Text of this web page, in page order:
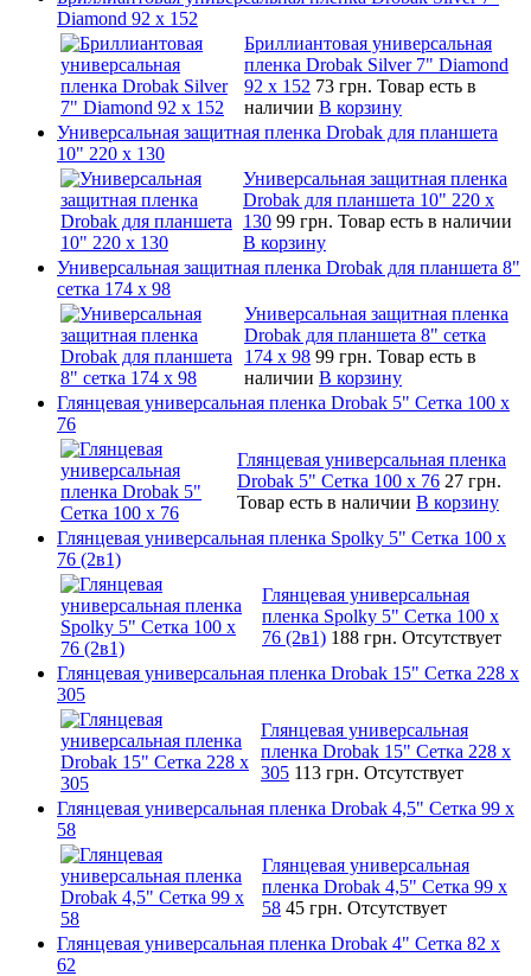
Diamond 92 х 152
Бриллиантовая универсальная
пленка Drobak Silver 7" Diamond
92 х 152 73 грн. Товар есть в
наличии В корзину
Универсальная защитная пленка Drobak для планшета
10" 220 x 130
Универсальная защитная пленка
Drobak для планшета 10" 220 x
130 99 грн. Товар есть в наличии
В корзину
Универсальная защитная пленка Drobak для планшета 8"
сетка 174 x 98
Универсальная защитная пленка
Drobak для планшета 8" сетка
174 x 98 99 грн. Товар есть в
наличии В корзину
Глянцевая универсальная пленка Drobak 5" Сетка 100 x
76
Глянцевая универсальная пленка
Drobak 5" Сетка 100 x 76 27 грн.
Товар есть в наличии В корзину
Глянцевая универсальная пленка Spolky 5" Сетка 100 x
76 (2в1)
Глянцевая универсальная
пленка Spolky 5" Сетка 100 x
76 (2в1) 188 грн. Отсутствует
Глянцевая универсальная пленка Drobak 15" Сетка 228 x
305
Глянцевая универсальная
пленка Drobak 15" Сетка 228 x
305 113 грн. Отсутствует
Глянцевая универсальная пленка Drobak 4,5" Сетка 99 x
58
Глянцевая универсальная
пленка Drobak 4,5" Сетка 99 x
58 45 грн. Отсутствует
Глянцевая универсальная пленка Drobak 4" Сетка 82 x
62